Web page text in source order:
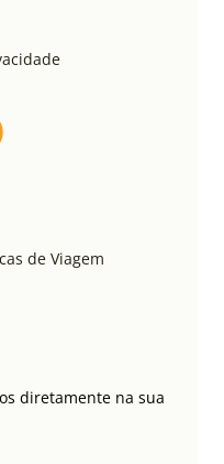
de Viagem
diretamente na sua